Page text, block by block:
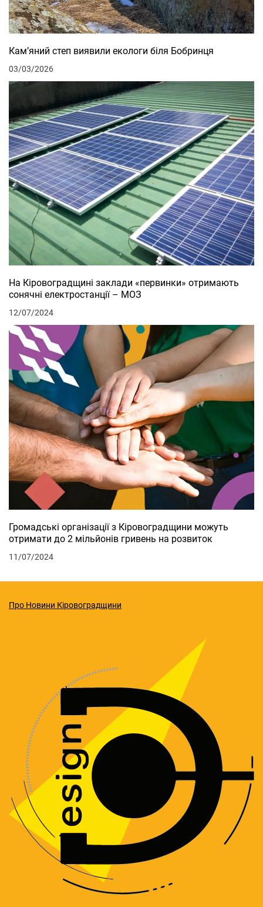
Кам’яний степ виявили екологи біля Бобринця
03/03/2026
На Кіровоградщині заклади «первинки» отримають
сонячні електростанції – МОЗ
12/07/2024
Громадські організації з Кіровоградщини можуть
отримати до 2 мільйонів гривень на розвиток
11/07/2024
Про Новини Кіровоградщини